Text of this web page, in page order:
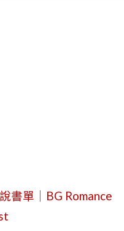
書單｜BG Romance